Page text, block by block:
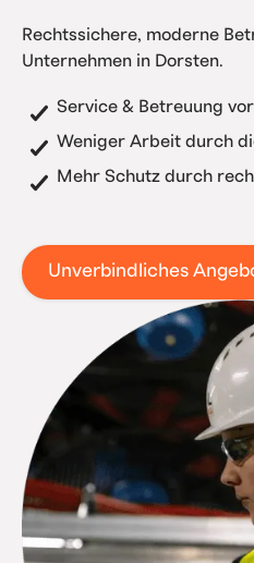
Rechtssichere, moderne
Unternehmen in Dorsten.
Service & Betreuung
Weniger Arbeit durch
Mehr Schutz durch
Unverbindliches